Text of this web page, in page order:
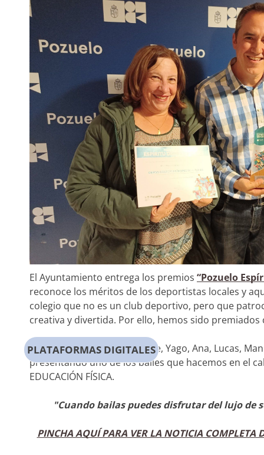
El Ayuntamiento entrega los premios “Pozuelo
reconoce los méritos de los deportistas locales y
colegio que no es un club deportivo, pero que
creativa y divertida. Por ello, hemos sido
Allí estuvimos junto con Irene, Yago, Ana, Lucas,
presentando uno de los bailes que hacemos en el
EDUCACIÓN FÍSICA.
"Cuando bailas puedes disfrutar del lujo de
PINCHA AQUÍ PARA VER LA NOTICIA COMPLETA
PLATAFORMAS DIGITALES